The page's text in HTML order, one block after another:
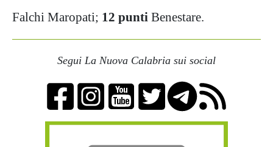
Falchi Maropati; 12 punti Benestare.
Segui La Nuova Calabria sui social